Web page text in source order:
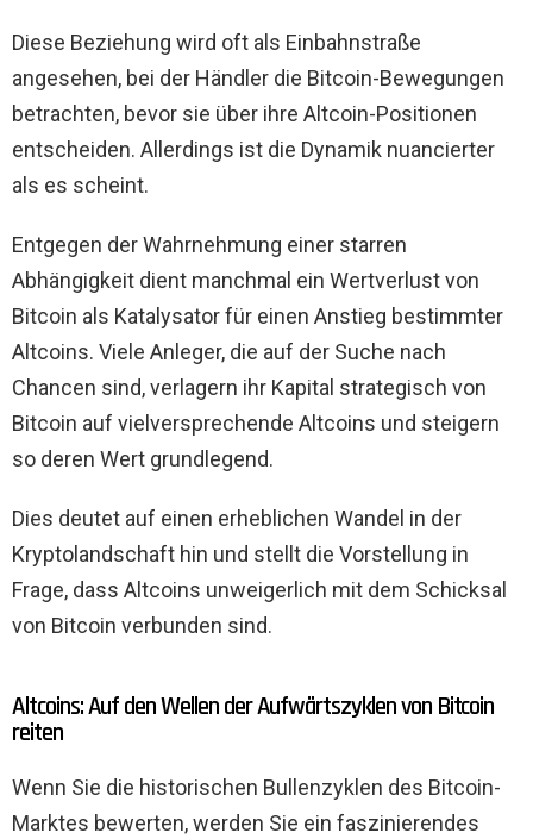
Diese Beziehung wird oft als Einbahnstraße
angesehen, bei der Händler die Bitcoin-Bewegungen
betrachten, bevor sie über ihre Altcoin-Positionen
entscheiden. Allerdings ist die Dynamik nuancierter
als es scheint.
Entgegen der Wahrnehmung einer starren
Abhängigkeit dient manchmal ein Wertverlust von
Bitcoin als Katalysator für einen Anstieg bestimmter
Altcoins. Viele Anleger, die auf der Suche nach
Chancen sind, verlagern ihr Kapital strategisch von
Bitcoin auf vielversprechende Altcoins und steigern
so deren Wert grundlegend.
Dies deutet auf einen erheblichen Wandel in der
Kryptolandschaft hin und stellt die Vorstellung in
Frage, dass Altcoins unweigerlich mit dem Schicksal
von Bitcoin verbunden sind.
Altcoins: Auf den Wellen der Aufwärtszyklen von Bitcoin
reiten
Wenn Sie die historischen Bullenzyklen des Bitcoin-
Marktes bewerten, werden Sie ein faszinierendes